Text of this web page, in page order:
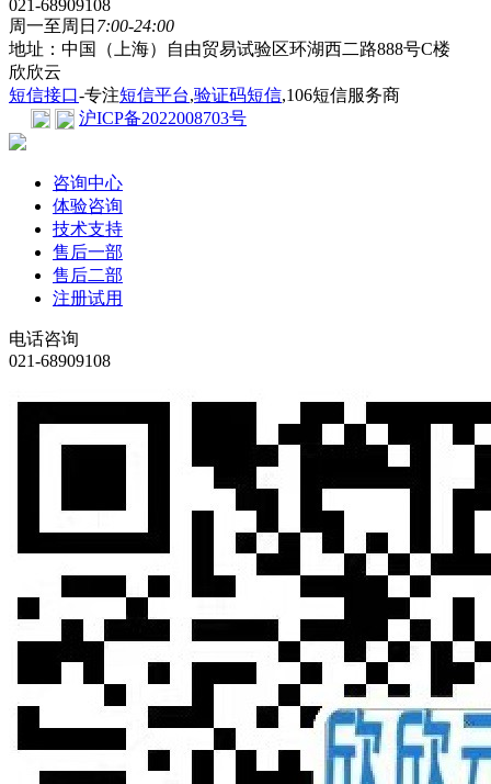
021-68909108
周一至周日 7:00-24:00
地址：中国（上海）自由贸易试验区环湖西二路888号C楼
欣欣云
短信接口-专注短信平台,验证码短信,106短信服务商
沪ICP备2022008703号
咨询中心
体验咨询
技术支持
售后一部
售后二部
注册试用
电话咨询
021-68909108